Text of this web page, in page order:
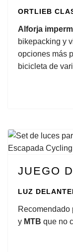
ORTLIEB
Alforja
bikepacking y
opciones más
bicicleta de
JUEGO
LUZ
Recomendado
y MTB que no